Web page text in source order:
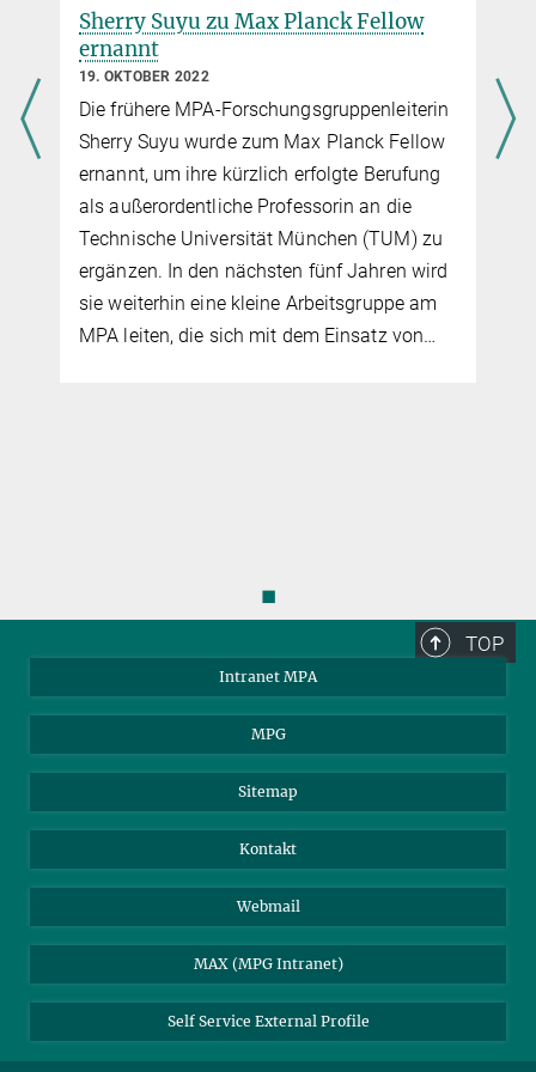
Sherry Suyu zu Max Planck Fellow
ernannt
19. OKTOBER 2022
Die frühere MPA-Forschungsgruppenleiterin
Sherry Suyu wurde zum Max Planck Fellow
ernannt, um ihre kürzlich erfolgte Berufung
als außerordentliche Professorin an die
Technische Universität München (TUM) zu
ergänzen. In den nächsten fünf Jahren wird
sie weiterhin eine kleine Arbeitsgruppe am
MPA leiten, die sich mit dem Einsatz von…
◼
TOP
Intranet MPA
MPG
Sitemap
Kontakt
Webmail
MAX (MPG Intranet)
Self Service External Profile